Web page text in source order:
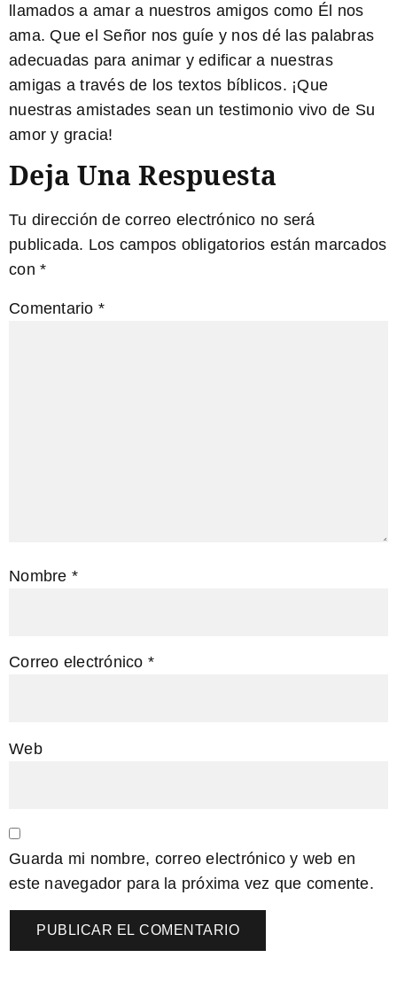
llamados a amar a nuestros amigos como Él nos
ama. Que el Señor nos guíe y nos dé las palabras
adecuadas para animar y edificar a nuestras
amigas a través de los textos bíblicos. ¡Que
nuestras amistades sean un testimonio vivo de Su
amor y gracia!
Deja Una Respuesta
Tu dirección de correo electrónico no será
publicada. Los campos obligatorios están marcados
con *
Comentario *
Nombre *
Correo electrónico *
Web
Guarda mi nombre, correo electrónico y web en
este navegador para la próxima vez que comente.